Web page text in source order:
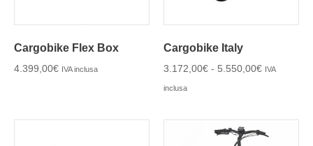
Cargobike Flex Box
4.399,00€ IVA inclusa
Cargobike Italy
3.172,00€ - 5.550,00€ IVA
inclusa